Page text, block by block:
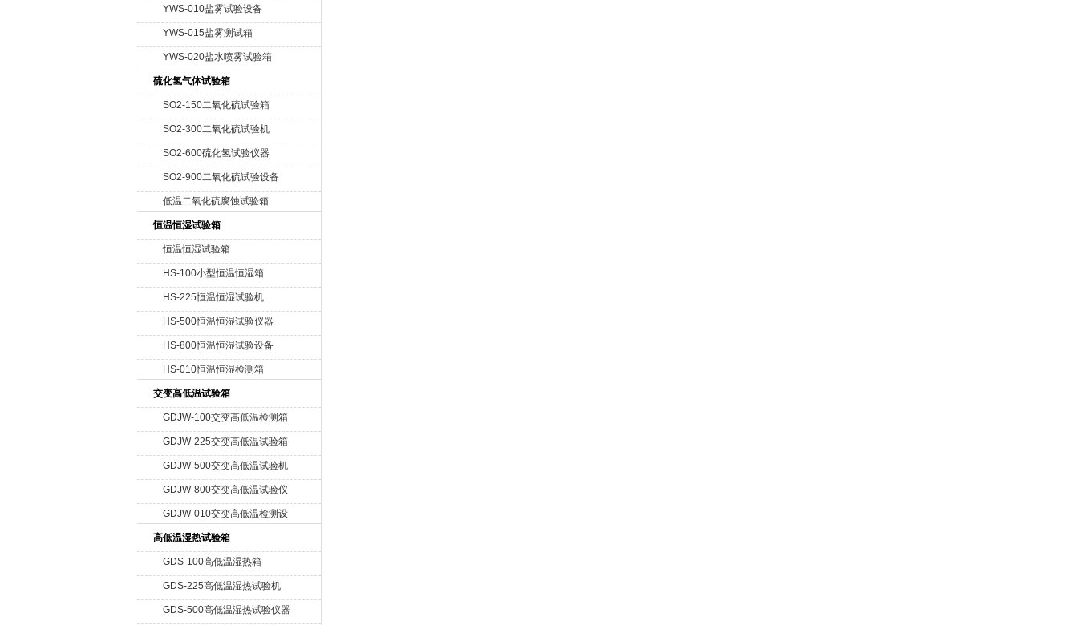
YWS-010盐雾试验设备
YWS-015盐雾测试箱
YWS-020盐水喷雾试验箱
硫化氢气体试验箱
SO2-150二氧化硫试验箱
SO2-300二氧化硫试验机
SO2-600硫化氢试验仪器
SO2-900二氧化硫试验设备
低温二氧化硫腐蚀试验箱
恒温恒湿试验箱
恒温恒湿试验箱
HS-100小型恒温恒湿箱
HS-225恒温恒湿试验机
HS-500恒温恒湿试验仪器
HS-800恒温恒湿试验设备
HS-010恒温恒湿检测箱
交变高低温试验箱
GDJW-100交变高低温检测箱
GDJW-225交变高低温试验箱
GDJW-500交变高低温试验机
GDJW-800交变高低温试验仪
器
GDJW-010交变高低温检测设
备
高低温湿热试验箱
GDS-100高低温湿热箱
GDS-225高低温湿热试验机
GDS-500高低温湿热试验仪器